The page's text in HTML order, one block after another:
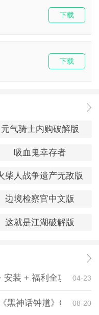
下载
下载
元气骑士内购破解版
吸血鬼幸存者
柴人战争遗产无敌版
边境检察官中文版
这就是江湖破解版
安装 + 福利全攻略，一
04-23
黑神话钟馗》CG！预
08-20